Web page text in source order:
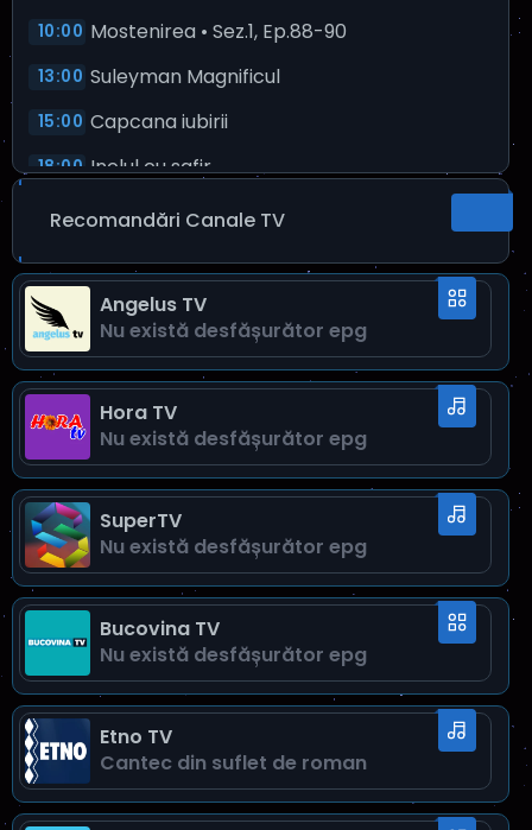
10:00 Mostenirea • Sez.1, Ep.88-90
13:00 Suleyman Magnificul
15:00 Capcana iubirii
18:00Inelul cu safir
20:00Suleyman Magnificul • Sez.3, Ep.12-13
22:00Adela • Sez.7, Ep.5-6
00:45 Suleyman Magnificul
02:45Adela
05:00Happy Café
06:00Rebelii • Ep.66
Recomandări Canale TV
Angelus TV
Nu există desfăşurător epg
Hora TV
Nu există desfăşurător epg
SuperTV
Nu există desfăşurător epg
Bucovina TV
Nu există desfăşurător epg
Etno TV
Cantec din suflet de roman